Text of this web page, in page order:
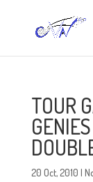
TOUR
20 Oct, 2010 |